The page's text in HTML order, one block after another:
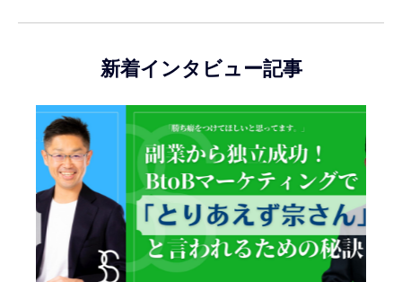
新着インタビュー記事